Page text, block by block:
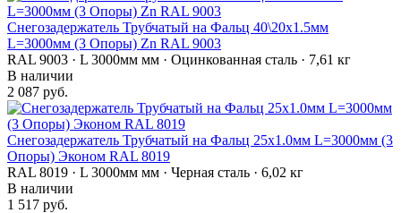
Снегозадержатель Трубчатый на Фальц 40\20х1.5мм
L=3000мм (3 Опоры) Zn RAL 9003
RAL 9003 · L 3000мм мм · Оцинкованная сталь · 7,61 кг
В наличии
2 087 руб.
Снегозадержатель Трубчатый на Фальц 25х1.0мм L=3000мм (3
Опоры) Эконом RAL 8019
RAL 8019 · L 3000мм мм · Черная сталь · 6,02 кг
В наличии
1 517 руб.